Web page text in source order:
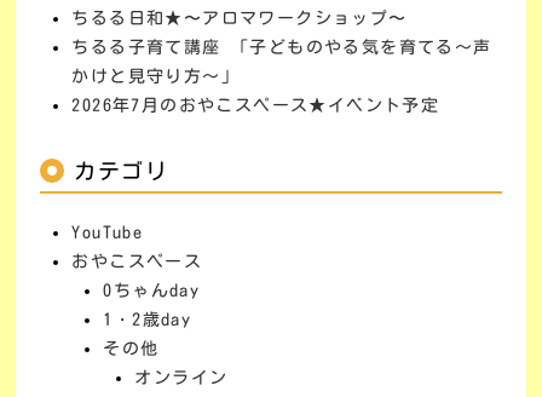
ちるる日和★〜アロマワークショップ〜
ちるる子育て講座 「子どものやる気を育てる～声
かけと見守り方～」
2026年7月のおやこスペース★イベント予定
カテゴリ
YouTube
おやこスペース
0ちゃんday
1・2歳day
その他
オンライン